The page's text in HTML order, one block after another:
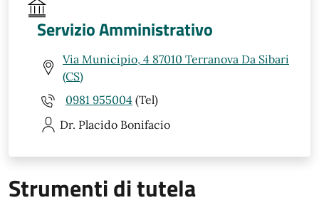
Servizio Amministrativo
Via Municipio, 4 87010 Terranova Da Sibari
(CS)
0981 955004 (Tel)
Dr. Placido Bonifacio
Strumenti di tutela